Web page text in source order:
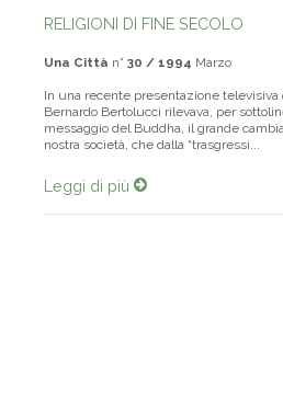
RELIGIONI DI FINE SECOLO
Una Città n° 30 / 1994 Marzo
In una recente presentazione
Bernardo Bertolucci rilevava, per
messaggio del Buddha, il grande
nostra società, che dalla “trasgressi...
Leggi di più